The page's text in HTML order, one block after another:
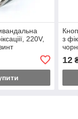
220V,
з
12